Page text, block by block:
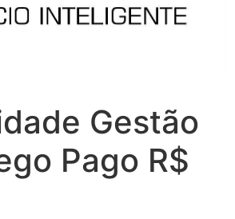
Gestão
Pago R$